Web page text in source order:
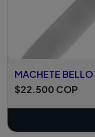
MACHETE
$22.500 COP